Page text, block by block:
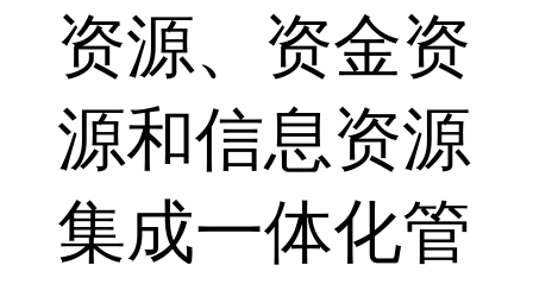
资源、资金资
源和信息资源
集成一体化管